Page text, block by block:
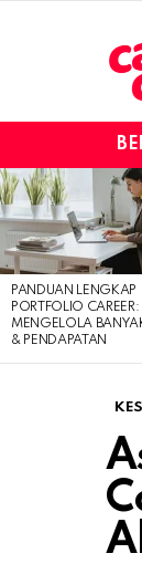
LATEST
STORIES
PANDUAN LENGKAP
PORTFOLIO CAREER:
MENGELOLA
& PENDAPATAN